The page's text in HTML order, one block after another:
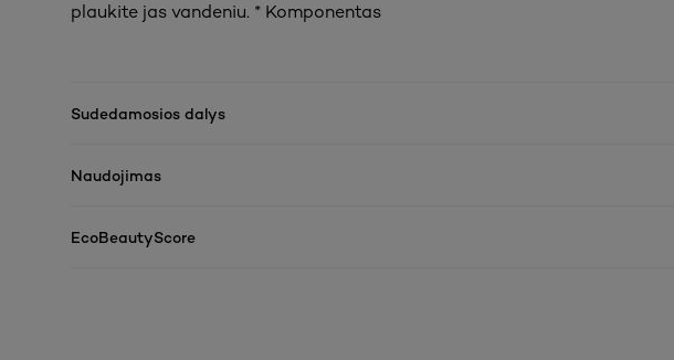
plaukite jas vandeniu. * Komponentas
Sudedamosios dalys
Naudojimas
EcoBeautyScore